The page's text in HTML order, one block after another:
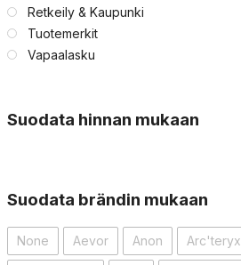
Retkeily & Kaupunki
Tuotemerkit
Vapaalasku
Suodata hinnan mukaan
Suodata brändin mukaan
None Aevor Anon Arc'teryx